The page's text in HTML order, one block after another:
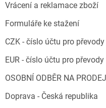
Vrácení a reklamace zboží
Formuláře ke stažení
CZK - číslo účtu pro převody
EUR - číslo účtu pro převody
OSOBNÍ ODBĚR NA
Doprava - Česká republika